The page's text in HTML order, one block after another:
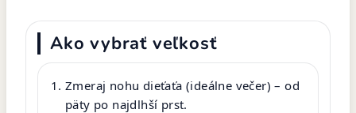
Ako vybrať veľkosť
Zmeraj nohu dieťaťa (ideálne večer) – od
päty po najdlhší prst.